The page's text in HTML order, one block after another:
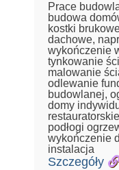
Prace
budowa
kostki
dachowe,
wykończenie
tynkowanie
malowanie
odlewanie
budowlanej,
domy
podłogi
wykończenie
instalacja
Szczegóły